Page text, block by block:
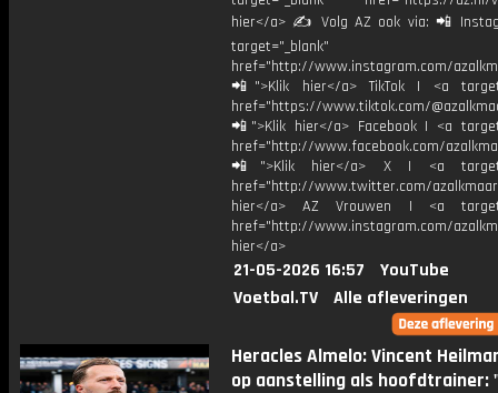
hier</a> ✍ Volg AZ ook via: 📲
target="_blank"
href="http://www.instagram.com/
📲">Klik hier</a> TikTok | <a
href="https://www.tiktok.com/
📲">Klik hier</a> Facebook | <a
href="http://www.facebook.com/
📲">Klik hier</a> X | <a
href="http://www.twitter.com/
hier</a> AZ Vrouwen | <a
href="http://www.instagram.com/
hier</a>
21-05-2026 16:57
YouTube
Voetbal.TV
Alle afleveringen
Heracles Almelo: Vincent
op aanstelling als hoofdtrainer: